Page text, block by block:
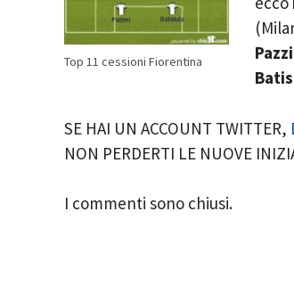
Top 11 cessioni Fiorentina
SE HAI UN ACCOUNT TWITTER,
NON PERDERTI LE NUOVE
I commenti sono chiusi.